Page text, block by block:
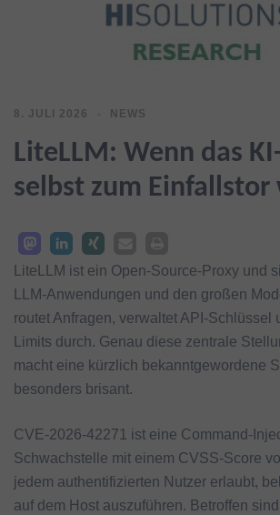
8. JULI 2026 NEWS
LiteLLM: Wenn das
selbst zum Einfallstor
LiteLLM ist ein Open-Source-Proxy und
LLM-Anwendungen und den großen
routet Anfragen, verwaltet API-Schlüssel
Limits durch. Genau diese zentrale
macht eine kürzlich bekanntgewordene
besonders brisant.
CVE-2026-42271 ist eine Command-
Schwachstelle mit einem CVSS-Score
jedem authentifizierten Nutzer erlaubt,
auf dem Host auszuführen. Betroffen